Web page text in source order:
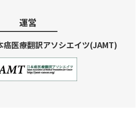
運営
癌医療翻訳アソシエイツ(JAMT)